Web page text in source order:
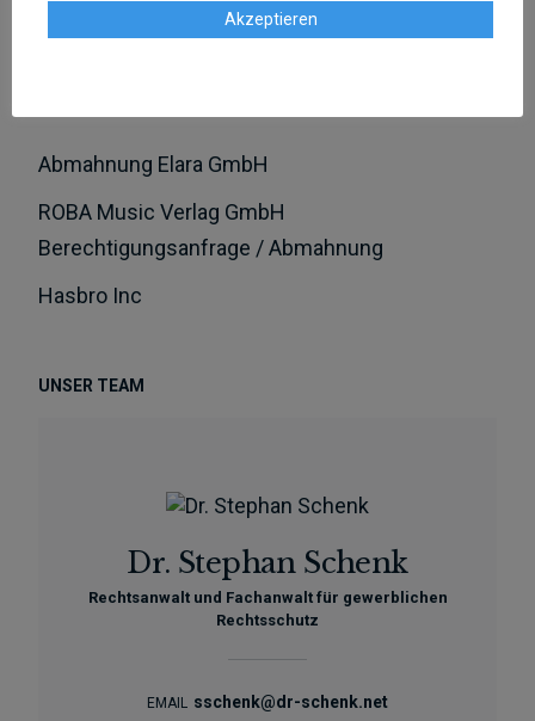
L’OREAL Deutschland GmbH
Abmahnung Elara GmbH
ROBA Music Verlag GmbH
Berechtigungsanfrage / Abmahnung
Hasbro Inc
UNSER TEAM
Dr. Stephan Schenk
Rechtsanwalt und Fachanwalt für gewerblichen
Rechtsschutz
EMAIL sschenk@dr-schenk.net
Akzeptieren